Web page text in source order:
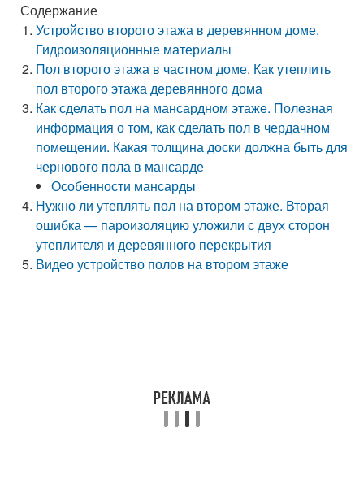
Содержание
Устройство второго этажа в деревянном доме.
Гидроизоляционные материалы
Пол второго этажа в частном доме. Как утеплить
пол второго этажа деревянного дома
Как сделать пол на мансардном этаже. Полезная
информация о том, как сделать пол в чердачном
помещении. Какая толщина доски должна быть для
чернового пола в мансарде
Особенности мансарды
Нужно ли утеплять пол на втором этаже. Вторая
ошибка — пароизоляцию уложили с двух сторон
утеплителя и деревянного перекрытия
Видео устройство полов на втором этаже